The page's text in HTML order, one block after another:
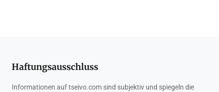
Haftungsausschluss
Informationen auf tseivo.com sind subjektiv und spiegeln die